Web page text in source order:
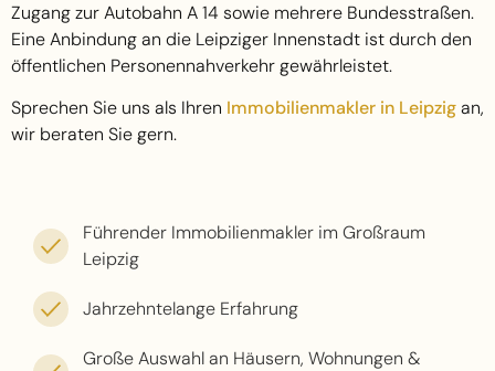
Zugang zur Autobahn A 14 sowie mehrere Bundesstraßen.
Eine Anbindung an die Leipziger Innenstadt ist durch den
öffentlichen Personennahverkehr gewährleistet.
Sprechen Sie uns als Ihren Immobilienmakler in Leipzigan,
wir beraten Sie gern.
Führender Immobilienmakler im Großraum
Leipzig
Jahrzehntelange Erfahrung
Große Auswahl an Häusern, Wohnungen &